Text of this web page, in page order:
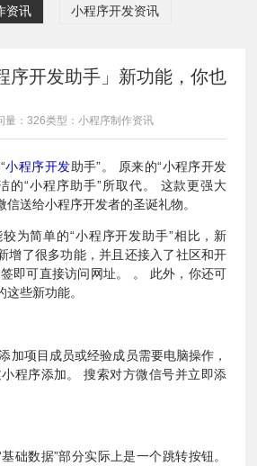
资讯 小程序开发资讯
序开发助手」新功能，你也
量：326类型：小程序制作资讯
小程序开发助手”。 原来的“小程序开发
的“小程序助手”所取代。 这款更强大
信送给小程序开发者的圣诞礼物。
为简单的“小程序开发助手”相比，新
增了很多功能，并且还接入了社区和开
即可直接访问网址。 。 此外，你还可
这些新功能。
加项目成员或经验成员需要电脑操作，
程序添加。 搜索对方微信号并立即添
础数据”部分实际上是一个跳转按钮。